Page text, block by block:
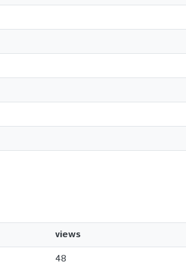
views
48